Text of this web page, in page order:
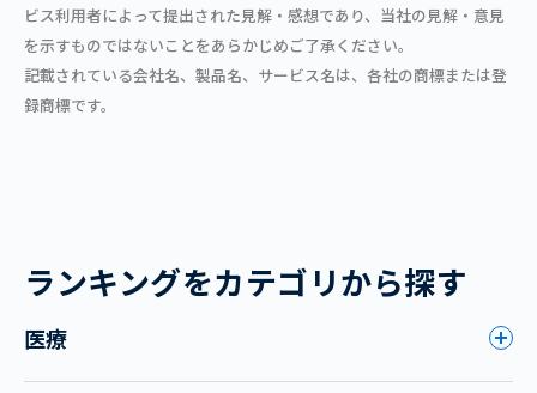
ビス利用者によって提出された見解・感想であり、当社の見解・意見
を示すものではないことをあらかじめご了承ください。
記載されている会社名、製品名、サービス名は、各社の商標または登
録商標です。
ランキングをカテゴリから探す
医療